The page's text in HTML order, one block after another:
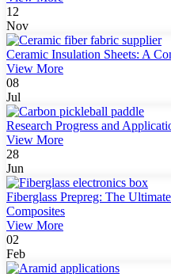
12
Nov
Ceramic Insulation Sheets: A
View More
08
Jul
Research Progress and
View More
28
Jun
Fiberglass Prepreg: The
Composites
View More
02
Feb